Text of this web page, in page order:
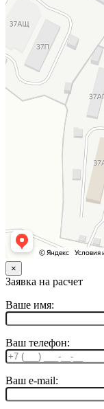
×
Заявка на расчет
Ваше имя:
Ваш телефон:
Ваш e-mail: